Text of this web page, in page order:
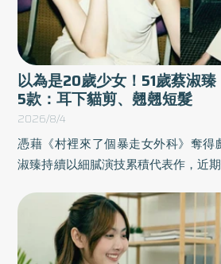
以為是20歲少女！51歲蔡淑
5款：耳下貓剪、翹翹短髮
2026/8/4
憑藉《村裡來了個暴走女外科》奪得
淑臻持續以細膩演技累積代表作，近
髮，襯托白皙膚色與立體五官，宛如
她完全看不出已經51歲。想擁有年
茶色短髮造型靈感千萬別錯過。